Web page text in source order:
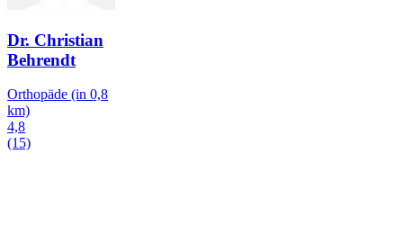
Dr. Christian
Behrendt
Orthopäde (in 0,8
km)
4,8
(15)